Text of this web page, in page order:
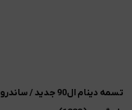
تسمه دینام ال90 جدید / ساندرو